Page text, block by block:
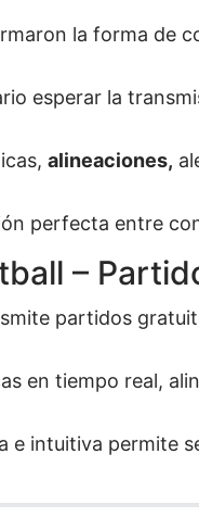
la forma de
esperar la
alineaciones,
perfecta entre
–
partidos
en tiempo real,
e intuitiva permite